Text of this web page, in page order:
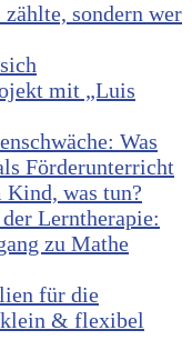
sondern wer
mit „Luis
Was
Förderunterricht
Kind, was tun?
Lerntherapie:
zu Mathe
für die
klein & flexibel